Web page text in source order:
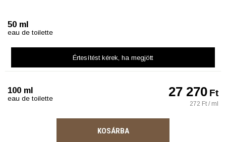
50 ml
eau de toilette
Értesítést kérek , ha megjött
100 ml
eau de toilette 27 270Ft
272 Ft / ml
KOSÁRBA